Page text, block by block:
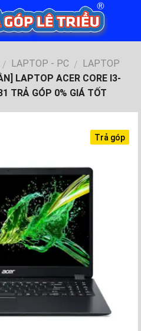
/ LAPTOP - PC / LAPTOP
LAPTOP ACER CORE I3-
TRẢ GÓP 0% GIÁ TỐT
Trả góp